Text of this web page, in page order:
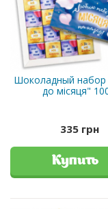
Шоколадный
до місяця"
335 грн
Купить